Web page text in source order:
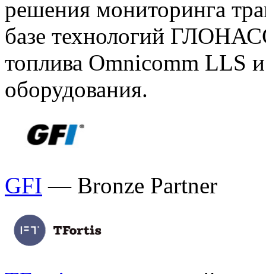
решения мониторинга
базе технологий
топлива Omnicomm LLS
оборудования.
GFI — Bronze Partner